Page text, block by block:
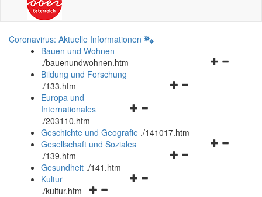
Coronavirus: Aktuelle Informationen
Bauen und Wohnen
./bauenundwohnen.htm
Navigationsmenü
Bildung und Forschung
./133.htm
Navigationsmenü
und
schließen
Europa und
Internationales
./203110.htm
Geschichte und Geografie ./141017.htm
Navigationsmenü
Gesellschaft und Soziales
./139.htm
Navigationsmenü
Gesundheit ./141.htm
Navigationsmenü
Kultur
./kultur.htm